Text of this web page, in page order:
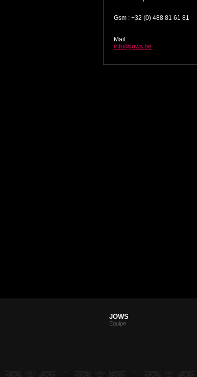
Gsm : +32 (0) 488 81 61 81
Mail :
info@jows.be
JOWS
Equipe